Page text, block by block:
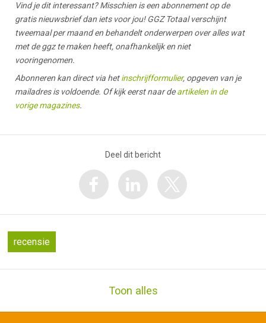
Vind je dit interessant? Misschien is een abonnement op de
gratis nieuwsbrief dan iets voor jou! GGZ Totaal verschijnt
tweemaal per maand en behandelt onderwerpen over alles wat
met de ggz te maken heeft, onafhankelijk en niet
vooringenomen.
Abonneren kan direct via hetinschrijfformulier, opgeven van je
mailadres is voldoende. Of kijk eerst naar deartikelen in de
vorige magazines.
Deel dit bericht
recensie
Toon alles